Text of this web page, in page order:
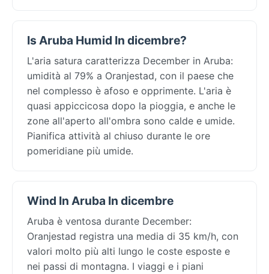
Is Aruba Humid In dicembre?
L'aria satura caratterizza December in Aruba:
umidità al 79% a Oranjestad, con il paese che
nel complesso è afoso e opprimente. L'aria è
quasi appiccicosa dopo la pioggia, e anche le
zone all'aperto all'ombra sono calde e umide.
Pianifica attività al chiuso durante le ore
pomeridiane più umide.
Wind In Aruba In dicembre
Aruba è ventosa durante December:
Oranjestad registra una media di 35 km/h, con
valori molto più alti lungo le coste esposte e
nei passi di montagna. I viaggi e i piani